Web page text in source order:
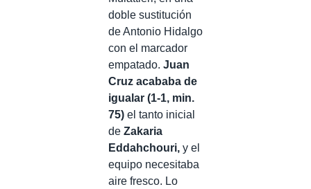
doble sustitución
de Antonio Hidalgo
con el marcador
empatado. Juan
Cruz acababa de
igualar (1-1, min.
75) el tanto inicial
de Zakaria
Eddahchouri, y el
equipo necesitaba
aire fresco. Lo